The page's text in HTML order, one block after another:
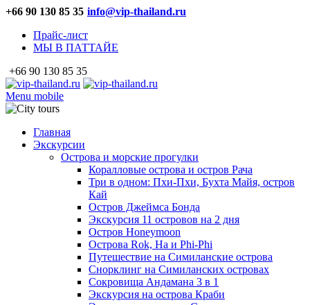
+66 90 130 85 35 info@vip-thailand.ru
Прайс-лист
МЫ В ПАТТАЙЕ
+66 90 130 85 35
Menu mobile
Главная
Экскурсии
Острова и морские прогулки
Коралловые острова и остров Рача
Три в одном: Пхи-Пхи, Бухта Майя, остров
Кай
Остров Джеймса Бонда
Экскурсия 11 островов на 2 дня
Остров Honeymoon
Острова Rok, Ha и Phi-Phi
Путешествие на Симиланские острова
Снорклинг на Симиланских островах
Сокровища Андамана 3 в 1
Экскурсия на острова Краби